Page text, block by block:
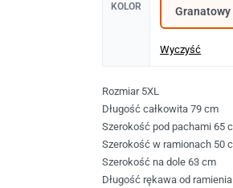
KOLOR
Wyczyść
Rozmiar 5XL
Długość całkowita 79 cm
Szerokość pod pachami 65
Szerokość w ramionach 50
Szerokość na dole 63 cm
Długość rękawa od